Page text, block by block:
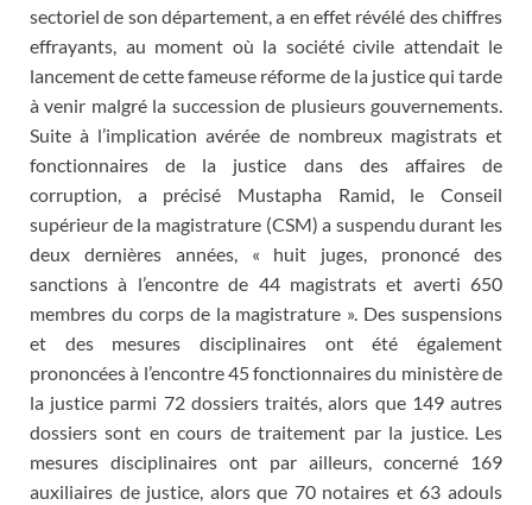
sectoriel de son département, a en effet révélé des chiffres
effrayants, au moment où la société civile attendait le
lancement de cette fameuse réforme de la justice qui tarde
à venir malgré la succession de plusieurs gouvernements.
Suite à l’implication avérée de nombreux magistrats et
fonctionnaires de la justice dans des affaires de
corruption, a précisé Mustapha Ramid, le Conseil
supérieur de la magistrature (CSM) a suspendu durant les
deux dernières années, « huit juges, prononcé des
sanctions à l’encontre de 44 magistrats et averti 650
membres du corps de la magistrature ». Des suspensions
et des mesures disciplinaires ont été également
prononcées à l’encontre 45 fonctionnaires du ministère de
la justice parmi 72 dossiers traités, alors que 149 autres
dossiers sont en cours de traitement par la justice. Les
mesures disciplinaires ont par ailleurs, concerné 169
auxiliaires de justice, alors que 70 notaires et 63 adouls